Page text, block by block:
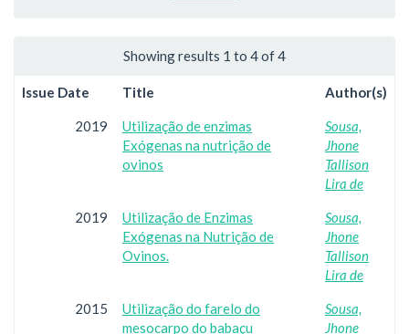
Showing results 1 to 4 of 4
Issue Date Title Author(s)
2019
Utilização de enzimas
Exógenas na nutrição de
ovinos
Sousa,
Jhone
Tallison
Lira de
2019
Utilização de Enzimas
Exógenas na Nutrição de
Ovinos.
Sousa,
Jhone
Tallison
Lira de
2015
Utilização do farelo do
mesocarpo do babaçu
Sousa,
Jhone